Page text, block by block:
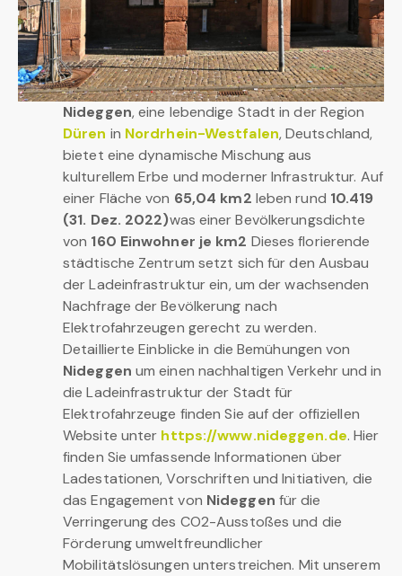
Nideggen, eine lebendige Stadt in der Region
Düren in Nordrhein-Westfalen, Deutschland,
bietet eine dynamische Mischung aus
kulturellem Erbe und moderner Infrastruktur. Auf
einer Fläche von 65,04 km2 leben rund 10.419
(31. Dez. 2022)was einer Bevölkerungsdichte
von 160 Einwohner je km2 Dieses florierende
städtische Zentrum setzt sich für den Ausbau
der Ladeinfrastruktur ein, um der wachsenden
Nachfrage der Bevölkerung nach
Elektrofahrzeugen gerecht zu werden.
Detaillierte Einblicke in die Bemühungen von
Nideggen um einen nachhaltigen Verkehr und in
die Ladeinfrastruktur der Stadt für
Elektrofahrzeuge finden Sie auf der offiziellen
Website unter https://www.nideggen.de. Hier
finden Sie umfassende Informationen über
Ladestationen, Vorschriften und Initiativen, die
das Engagement von Nideggen für die
Verringerung des CO2-Ausstoßes und die
Förderung umweltfreundlicher
Mobilitätslösungen unterstreichen. Mit unserem